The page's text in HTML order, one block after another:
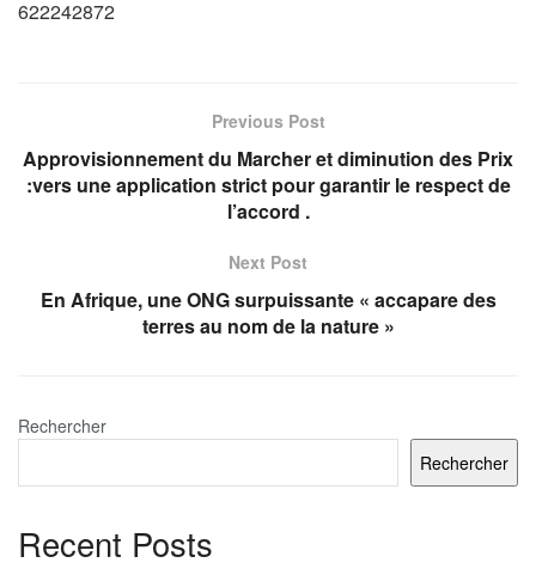
622242872
Previous Post
Approvisionnement du Marcher et diminution des Prix
:vers une application strict pour garantir le respect de
l’accord .
Next Post
En Afrique, une ONG surpuissante « accapare des
terres au nom de la nature »
Rechercher
Rechercher
Recent Posts